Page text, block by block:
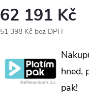
62 191 Kč
51 398 Kč bez DPH
hned,
pak!